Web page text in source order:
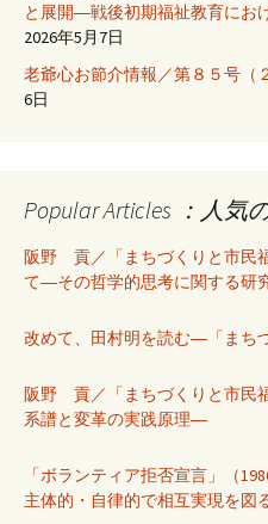
と展開―戦後初期福祉教育にお
2026年5月7日
老爺心お節介情報／第８５号（
6日
Popular Articles ：人気
阪野 貢／「まちづくりと市民
て―その哲学的思考に関する研
改めて、田村明を読む―「まち
阪野 貢／「まちづくりと市民
系譜と変革の実践原理―
「ボランティア拒否宣言」（
主体的・自律的で相互実現を